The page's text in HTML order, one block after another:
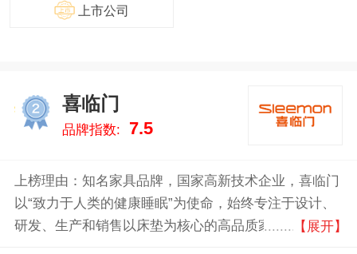
上市公司
2
喜临门
品牌指数: 7.5
上榜理由：知名家具品牌，国家高新技术企业，喜临门
以“致力于人类的健康睡眠”为使命，始终专注于设计、
研发、生产和销售以床垫为核心的高品质家具。凭借创
【展开】